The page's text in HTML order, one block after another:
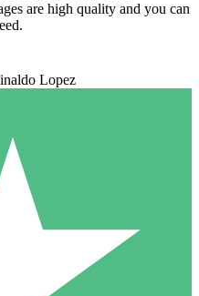
are high quality and you can
Lopez